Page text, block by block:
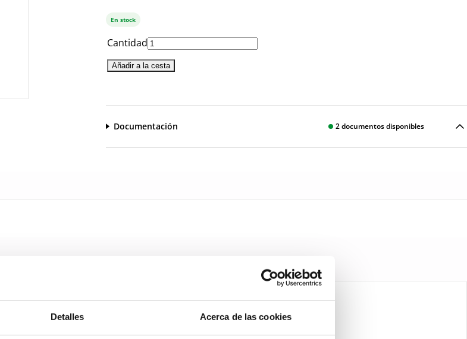
Detalles Acerca de las cookies
En stock
Cantidad
Añadir a la cesta
Documentación 2documentos disponibles